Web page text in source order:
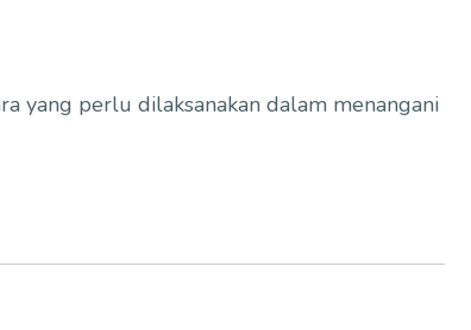
yang perlu dilaksanakan dalam menangani